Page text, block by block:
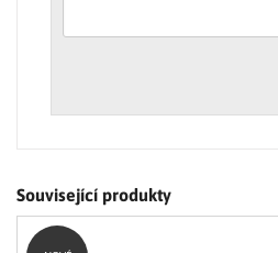
Související produkty